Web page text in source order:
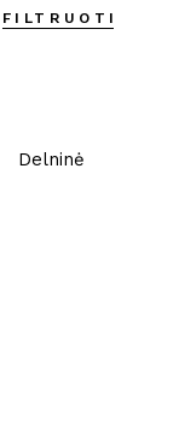
FILTRUOTI
Delninė